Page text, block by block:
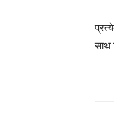
साथ